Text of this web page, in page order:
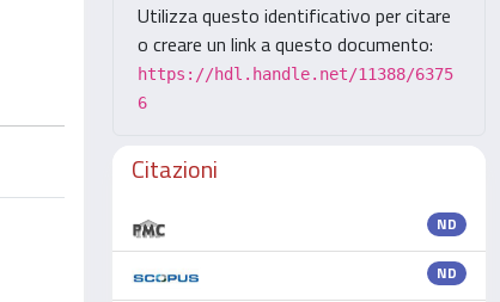
Utilizza questo identificativo per citare
o creare un link a questo documento:
https://hdl.handle.net/11388/6375
6
Citazioni
ND
ND